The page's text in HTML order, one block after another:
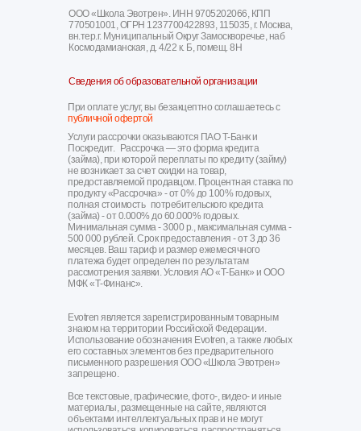
При оплате услуг, вы безакцептно соглашаетесь с
публичной офертой
ООО «Школа Эвотрен». ИНН 9705202066, КПП
770501001, ОГРН 1237700422893, 115035, г. Москва,
вн.тер.г. Муниципальный Округ Замоскворечье, наб
Космодамианская, д. 4/22 к. Б, помещ. 8Н
Услуги рассрочки оказываются ПАО Т-Банк и
Поскредит. Рассрочка — это форма кредита
(займа), при которой переплаты по кредиту (займу)
не возникает за счет скидки на товар,
предоставляемой продавцом. Процентная ставка по
продукту «Рассрочка» - от 0% до 100% годовых,
полная стоимость потребительского кредита
(займа) - от 0.000% до 60.000% годовых.
Минимальная сумма - 3000 р., максимальная сумма -
500 000 рублей. Срок предоставления - от 3 до 36
месяцев. Ваш тариф и размер ежемесячного
платежа будет определен по результатам
рассмотрения заявки. Условия АО «Т-Банк» и ООО
МФК «Т-Финанс».
Evotren является зарегистрированным товарным
знаком на территории Российской Федерации.
Использование обозначения Evotren, а также любых
его составных элементов без предварительного
письменного разрешения ООО «Школа Эвотрен»
запрещено.
Все текстовые, графические, фото-, видео- и иные
материалы, размещенные на сайте, являются
объектами интеллектуальных прав и не могут
Сведения об образовательной организации